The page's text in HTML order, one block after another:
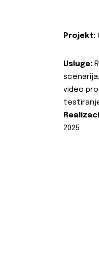
Projekt:
Usluge:
video
testiranje
2025.